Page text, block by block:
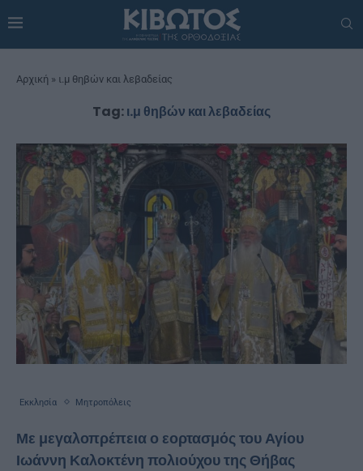
Αρχική » ι.μ θηβών και λεβαδείας
Tag:ι.μ θηβών και λεβαδείας
Εκκλησία Μητροπόλεις
Με μεγαλοπρέπεια ο εορτασμός του Αγίου
Ιωάννη Καλοκτένη πολιούχου της Θήβας